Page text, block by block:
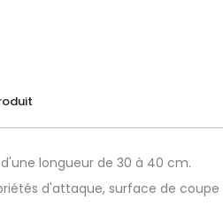
longueur de 30 à 40 cm.
d'attaque, surface de